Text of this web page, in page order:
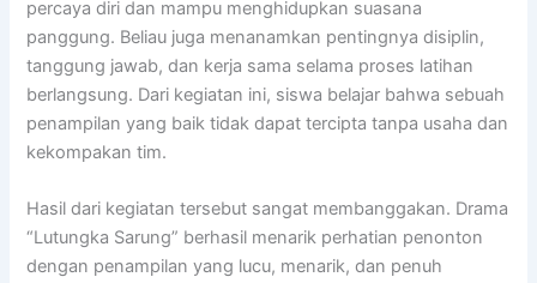
percaya diri dan mampu menghidupkan suasana
panggung. Beliau juga menanamkan pentingnya disiplin,
tanggung jawab, dan kerja sama selama proses latihan
berlangsung. Dari kegiatan ini, siswa belajar bahwa sebuah
penampilan yang baik tidak dapat tercipta tanpa usaha dan
kekompakan tim.
Hasil dari kegiatan tersebut sangat membanggakan. Drama
“Lutungka Sarung” berhasil menarik perhatian penonton
dengan penampilan yang lucu, menarik, dan penuh